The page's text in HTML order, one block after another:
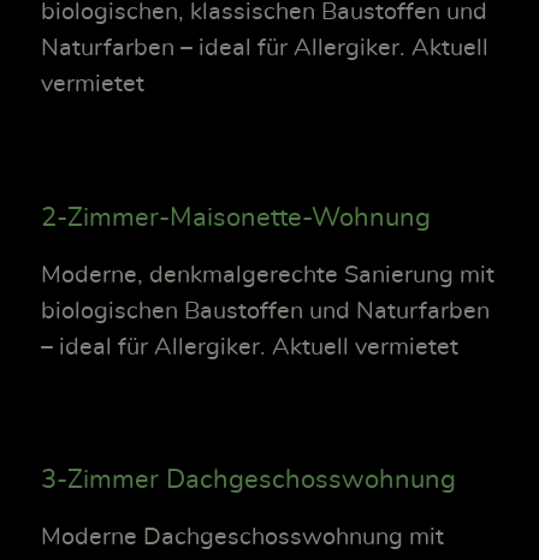
biologischen, klassischen Baustoffen und
Naturfarben – ideal für Allergiker. Aktuell
vermietet
2-Zimmer-Maisonette-Wohnung
Moderne, denkmalgerechte Sanierung mit
biologischen Baustoffen und Naturfarben
– ideal für Allergiker. Aktuell vermietet
3-Zimmer Dachgeschosswohnung
Moderne Dachgeschosswohnung mit